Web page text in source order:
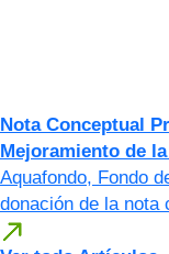
Nota Conceptual
Mejoramiento de
Aquafondo, Fondo
donación de la